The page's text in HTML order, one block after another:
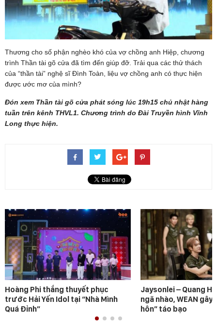
Thương cho số phận nghèo khó của vợ chồng anh Hiệp, chương
trình Thần tài gõ cửa đã tìm đến giúp đỡ. Trải qua các thử thách
của “thần tài” nghệ sĩ Đình Toàn, liệu vợ chồng anh có thực hiện
được ước mơ của mình?
Đón xem Thần tài gõ cửa phát sóng lúc 19h15 chủ nhật hàng
tuần trên kênh THVL1. Chương trình do Đài Truyền hình Vĩnh
Long thực hiện.
Hoàng Phi thắng thuyết phục
trước Hải Yến Idol tại “Nhà Mình
Quá Đỉnh”
Jaysonlei – Quang
ngã nhào, WEAN gây
hôn” táo bạo